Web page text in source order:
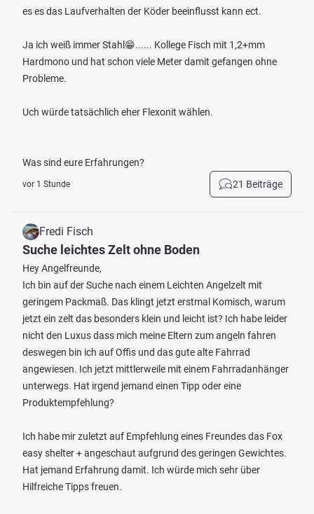
es es das Laufverhalten der Köder beeinflusst kann ect.
Ja ich weiß immer Stahl😁...... Kollege Fisch mit 1,2+mm
Hardmono und hat schon viele Meter damit gefangen ohne
Probleme.
Uch würde tatsächlich eher Flexonit wählen.
Was sind eure Erfahrungen?
vor 1 Stunde 21 Beiträge
Fredi Fisch
Suche leichtes Zelt ohne Boden
Hey Angelfreunde,
Ich bin auf der Suche nach einem Leichten Angelzelt mit
geringem Packmaß. Das klingt jetzt erstmal Komisch, warum
jetzt ein zelt das besonders klein und leicht ist? Ich habe leider
nicht den Luxus dass mich meine Eltern zum angeln fahren
deswegen bin ich auf Offis und das gute alte Fahrrad
angewiesen. Ich jetzt mittlerweile mit einem Fahrradanhänger
unterwegs. Hat irgend jemand einen Tipp oder eine
Produktempfehlung?
Ich habe mir zuletzt auf Empfehlung eines Freundes das Fox
easy shelter + angeschaut aufgrund des geringen Gewichtes.
Hat jemand Erfahrung damit. Ich würde mich sehr über
Hilfreiche Tipps freuen.